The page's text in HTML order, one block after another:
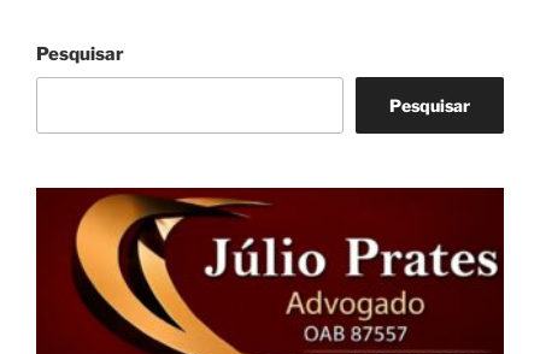
Pesquisar
Pesquisar